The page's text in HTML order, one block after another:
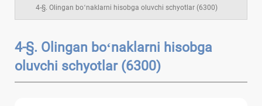
Balansdan tashqari schyotlar
4-§. Olingan boʻnaklarni hisobga oluvchi schyotlar (6300)
4-§. Olingan boʻnaklarni hisobga
oluvchi schyotlar (6300)